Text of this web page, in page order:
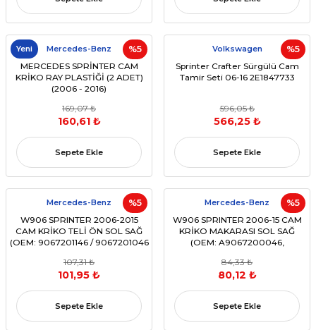
%5
Yeni Mercedes-Benz
MERCEDES SPRİNTER CAM
KRİKO RAY PLASTİĞİ (2 ADET)
(2006 - 2016)
A9067200146 ,2E0837401 ,
2E0837402)
169,07 ₺
160,61 ₺
Sepete Ekle
%5
Volkswagen
Sprinter Crafter Sürgülü Cam
Tamir Seti 06-16 2E1847733
596,05 ₺
566,25 ₺
Sepete Ekle
%5
Mercedes-Benz
W906 SPRINTER 2006-2015
CAM KRİKO TELİ ÖN SOL SAĞ
(OEM: 9067201146 / 9067201046
107,31 ₺
101,95 ₺
Sepete Ekle
%5
Mercedes-Benz
W906 SPRINTER 2006-15 CAM
KRİKO MAKARASI SOL SAĞ
(OEM: A9067200046,
84,33 ₺
80,12 ₺
Sepete Ekle